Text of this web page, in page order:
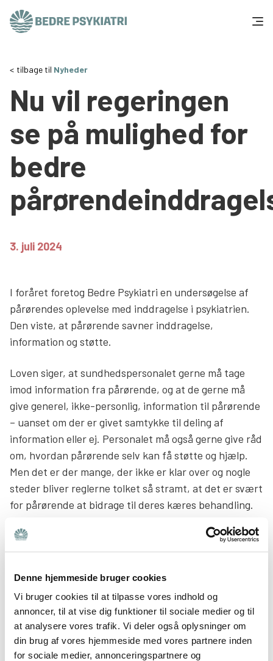
Denne hjemmeside bruger cookies
Vi bruger cookies til at tilpasse vores indhold og
annoncer, til at vise dig funktioner til sociale medier og til
at analysere vores trafik. Vi deler også oplysninger om
din brug af vores hjemmeside med vores partnere inden
for sociale medier, annonceringspartnere og
Tal og fakta
Om os
Vær med
Presse og politik
Søg
tilbage til Nyheder
Nu vil regeringen
se på mulighed for
bedre
3. juli 2024
I foråret foretog Bedre Psykiatri en undersøgelse af
pårørendes oplevelse med inddragelse i psykiatrien.
Den viste, at pårørende savner inddragelse,
information og støtte.
Loven siger, at sundhedspersonalet gerne må tage
imod information fra pårørende, og at de gerne må
give generel, ikke-personlig, information til pårørende
– uanset om der er givet samtykke til deling af
information eller ej. Personalet må også gerne give råd
om, hvordan pårørende selv kan få støtte og hjælp.
Men det er der mange, der ikke er klar over og nogle
steder bliver reglerne tolket så stramt, at det er svært
for pårørende at bidrage til deres kæres behandling.
Nu er der godt nyt.
Konservative Folkeparti, der straks forstod problemet
og tog det med i Folketinget. De fik flertal for at få
kigget på den vejledning, som de ansatte i
sundhedsvæsenet arbejder efter, og se på, om den
skal opdateres.